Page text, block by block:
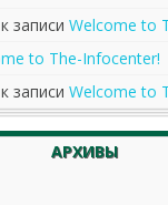
к записи Welcome to
to The-Infocenter!
к записи Welcome to
АРХИВЫ